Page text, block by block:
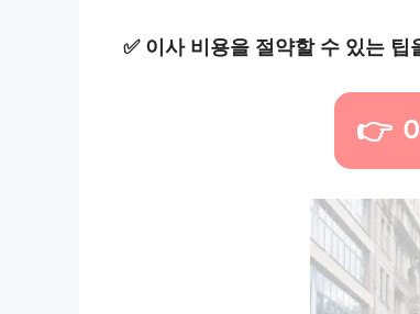
✅ 이사 비용을 절약할 수 있는
👉